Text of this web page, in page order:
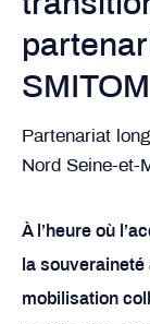
Partenariat
Nord Seine-et-
À l’heure où
la
mobilisation